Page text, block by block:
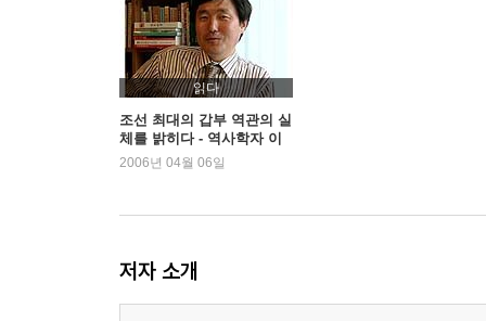
둘. 몸가짐에 관해
셋. 옷차림에 관해
넷. 음식에 관해
제4편 고대의 도
하나. ‘교육의 길’을 밝힌다
제5편 아름다운 말
읽다
조선 최대의 갑부 역관의 실
체를 밝히다 - 역사학자 이
덕일
2006년 04월 06일
저자 소개